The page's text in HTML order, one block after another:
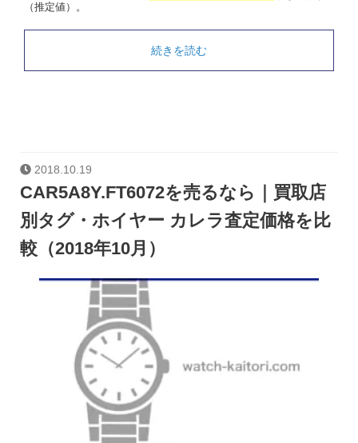
（推定値）。
続きを読む
2018.10.19
CAR5A8Y.FT6072を売るなら｜買取店
別タグ・ホイヤー カレラ査定価格を比
較（2018年10月）